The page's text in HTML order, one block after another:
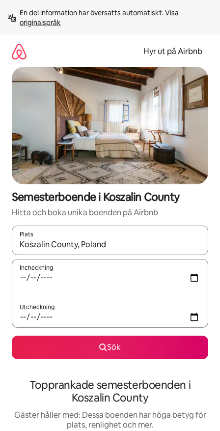
innehåll
En del information har översatts automatiskt. Visa
originalspråk
Hyr ut på Airbnb
Semesterboende i Koszalin County
Hitta och boka unika boenden på Airbnb
Plats
När resultaten är tillgängliga kan du navigera med upp- och
Incheckning
Utcheckning
Sök
Topprankade semesterboenden i
Koszalin County
Gäster håller med: Dessa boenden har höga betyg för
plats, renlighet och mer.